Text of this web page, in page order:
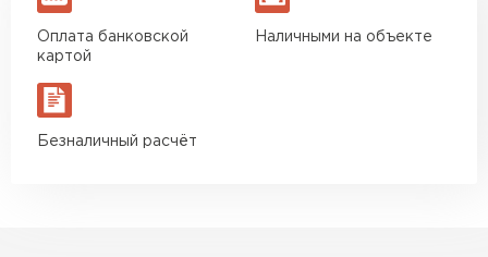
Оплата банковской
картой
Наличными на объекте
Безналичный расчёт
Гипсокартон